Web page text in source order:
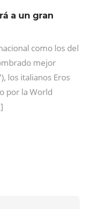
a un gran
como los del
mejor
los italianos Eros
por la World